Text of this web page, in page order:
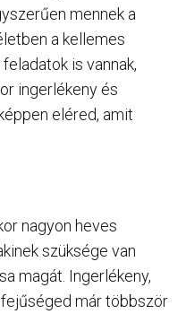
mennek a
a kellemes
is vannak,
ingerlékeny és
eléred, amit
nagyon heves
szüksége van
magát. Ingerlékeny,
már többször